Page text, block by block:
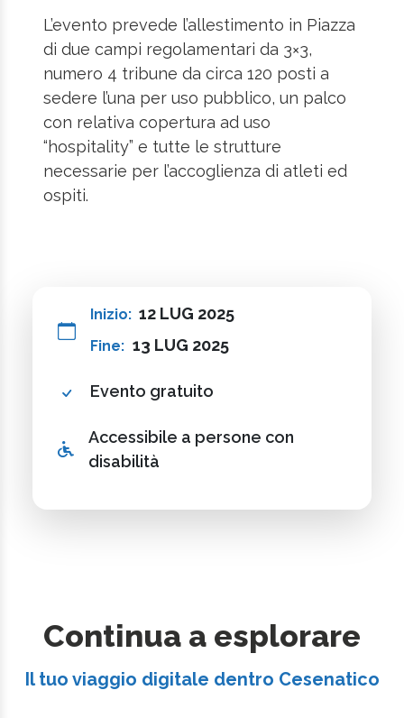
L’evento prevede l’allestimento in Piazza
di due campi regolamentari da 3×3,
numero 4 tribune da circa 120 posti a
sedere l’una per uso pubblico, un palco
con relativa copertura ad uso
“hospitality” e tutte le strutture
necessarie per l’accoglienza di atleti ed
ospiti.
Inizio: 12 LUG 2025
Fine: 13 LUG 2025
Evento gratuito
Accessibile a persone con
disabilità
Continua a esplorare
Il tuo viaggio digitale dentro Cesenatico